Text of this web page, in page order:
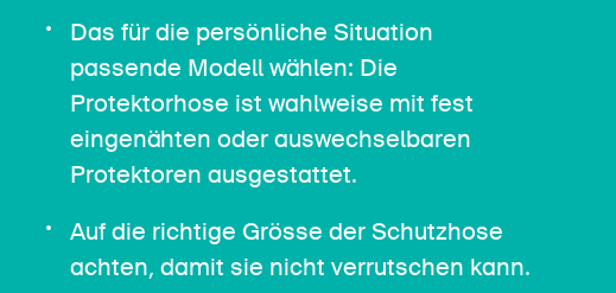
Das für die persönliche Situation
passende Modell wählen: Die
Protektorhose ist wahlweise mit fest
eingenähten oder auswechselbaren
Protektoren ausgestattet.
Auf die richtige Grösse der Schutzhose
achten, damit sie nicht verrutschen kann.